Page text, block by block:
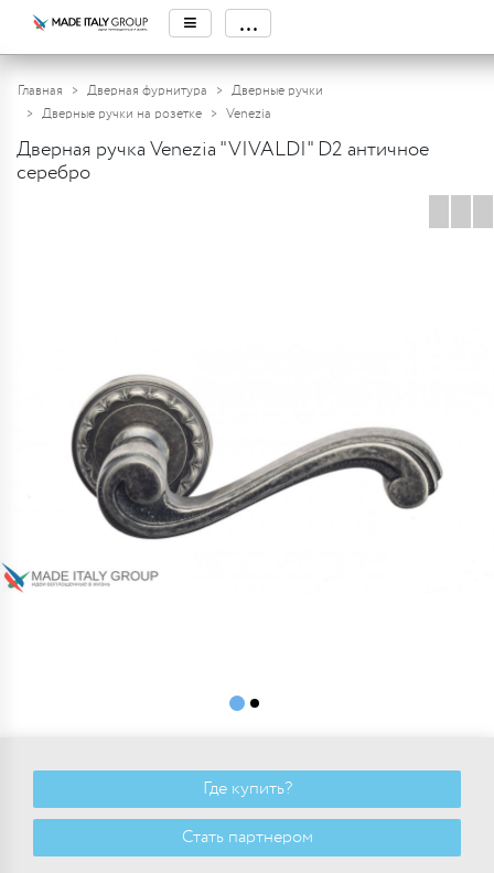
≡ ...
Главная Дверная фурнитура
Дверные ручки
Дверные ручки на розетке
Venezia
Дверная ручка Venezia "VIVALDI" D2 античное
серебро
Где купить?
Стать партнером